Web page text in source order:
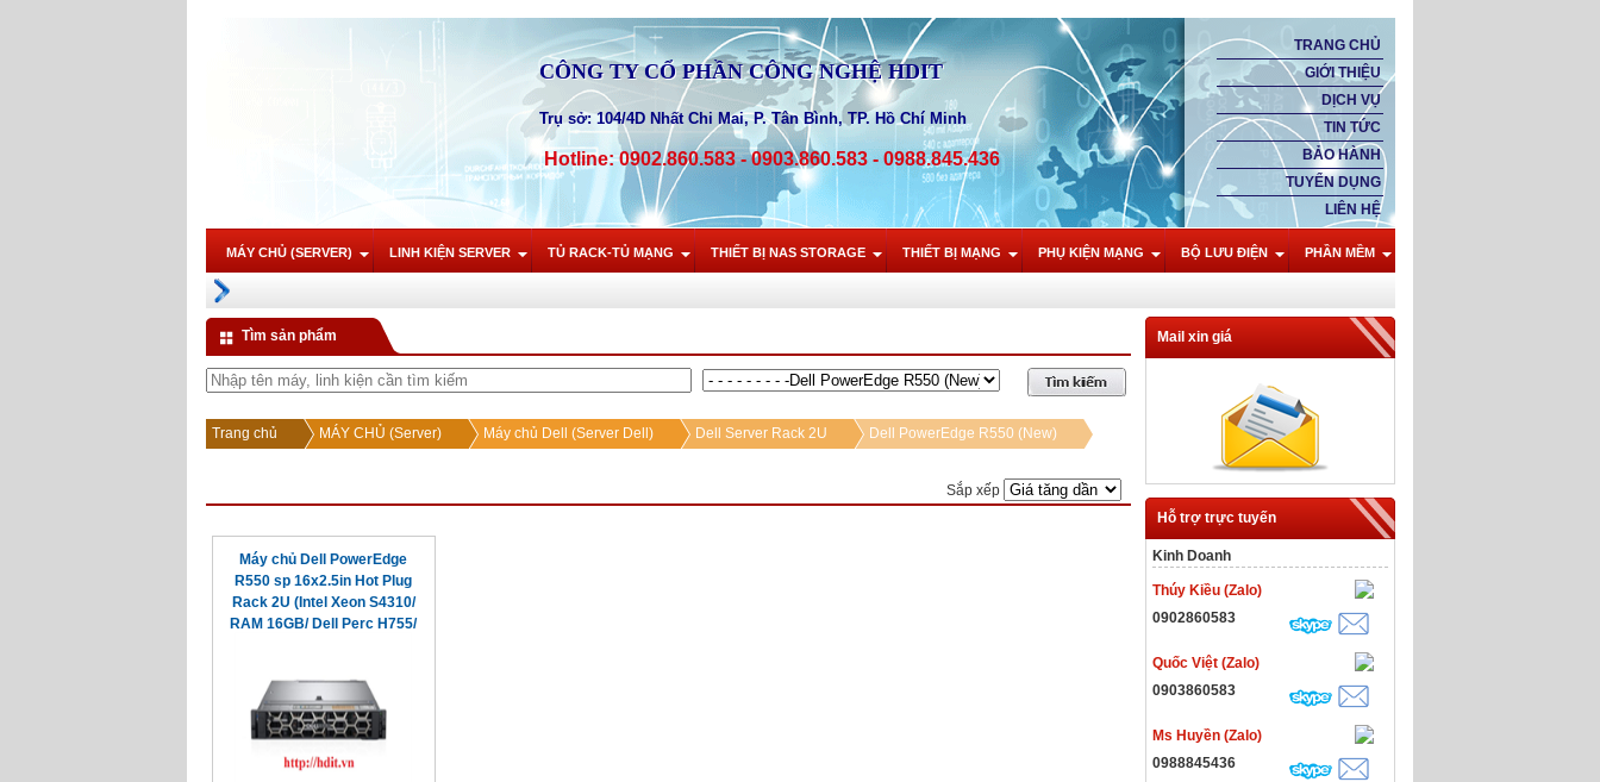
CÔNG TY CỔ PHẦN CÔNG NGHỆ HDIT
Trụ sở: 104/4D Nhất Chi Mai, P. Tân Bình, TP. Hồ Chí Minh
Hotline: 0902.860.583 - 0903.860.583 - 0988.845.436
TRANG CHỦ
GIỚI THIỆU
DỊCH VỤ
TIN TỨC
BẢO HÀNH
TUYỂN DỤNG
LIÊN HỆ
MÁY CHỦ (SERVER) LINH KIỆN SERVER TỦ RACK-TỦ MẠNG THIẾT BỊ NAS STORAGE THIẾT BỊ MẠNG PHỤ KIỆN MẠNG BỘ LƯU ĐIỆN PHẦN MỀM
Tìm sản phẩm
Trang chủ MÁY CHỦ (Server) Máy chủ Dell (Server Dell) Dell Server Rack 2U Dell PowerEdge R550 (New)
Sắp xếp
Máy chủ Dell PowerEdge
R550 sp 16x2.5in Hot Plug
Rack 2U (Intel Xeon S4310/
RAM 16GB/ Dell Perc H755/
Mail xin giá
Hỗ trợ trực tuyến
Kinh Doanh
Thúy Kiều (Zalo)
0902860583
Quốc Việt (Zalo)
0903860583
Ms Huyền (Zalo)
0988845436